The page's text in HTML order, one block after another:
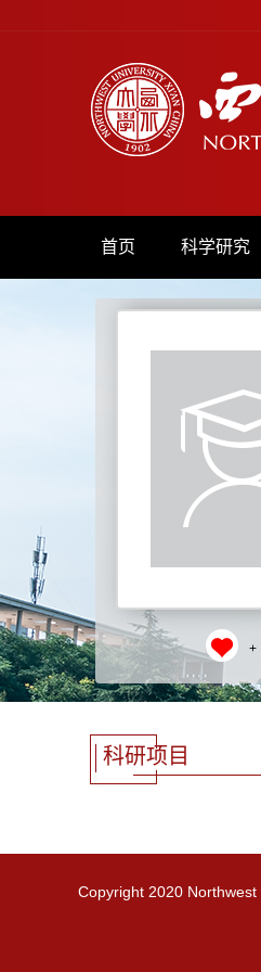
首页 科学研究
+
科研项目
Copyright 2020